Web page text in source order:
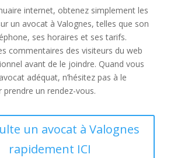
internet, obtenez simplement les
un avocat à Valognes, telles que son
ses horaires et ses tarifs.
commentaires des visiteurs du web
avant de le joindre. Quand vous
adéquat, n’hésitez pas à le
un rendez-vous.
un avocat à Valognes
rapidement ICI